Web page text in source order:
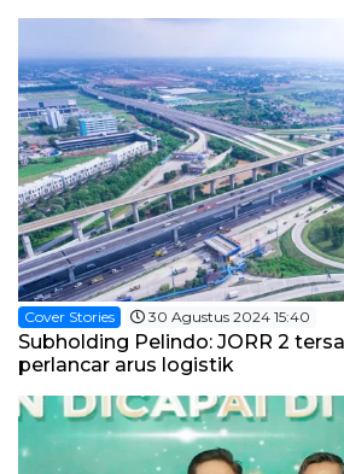
Cover Stories 30 Agustus 2024 15:40
Subholding Pelindo: JORR 2
perlancar arus logistik